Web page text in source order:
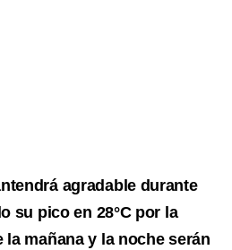
agradable durante
su pico en 28°C por la
mañana y la noche serán